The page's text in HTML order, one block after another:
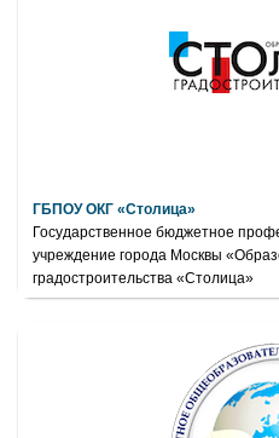
ГБПОУ ОКГ «Столица»
Государственное бюджетное
учреждение города Москвы
градостроительства «Столица»